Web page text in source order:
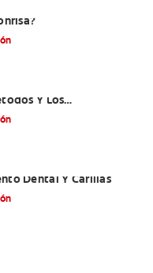
Y Los
Del Adhesivo Dental
Dental Y Carillas